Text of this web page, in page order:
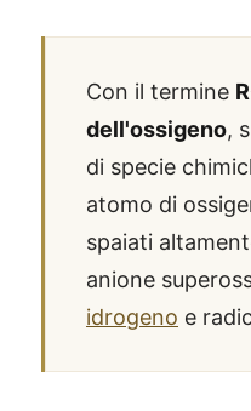
Con il termine
dell'ossigeno,
di specie
atomo di
spaiati
anione
idrogeno e